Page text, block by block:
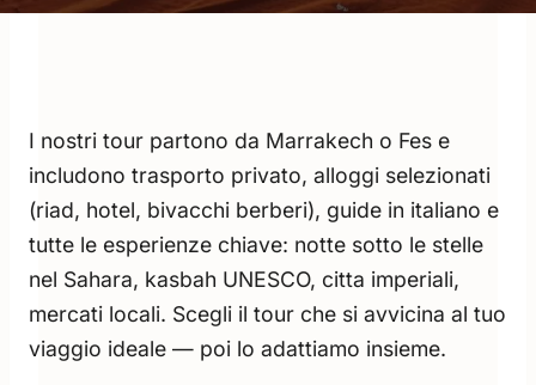
I nostri tour partono da Marrakech o Fes e
includono trasporto privato, alloggi selezionati
(riad, hotel, bivacchi berberi), guide in italiano e
tutte le esperienze chiave: notte sotto le stelle
nel Sahara, kasbah UNESCO, citta imperiali,
mercati locali. Scegli il tour che si avvicina al tuo
viaggio ideale — poi lo adattiamo insieme.